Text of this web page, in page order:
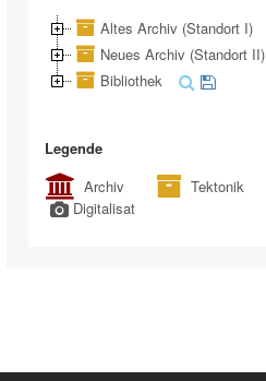
Altes Archiv (Standort I)
Neues Archiv (Standort II)
Bibliothek
Legende
Archiv
Tektonik
Digitalisat